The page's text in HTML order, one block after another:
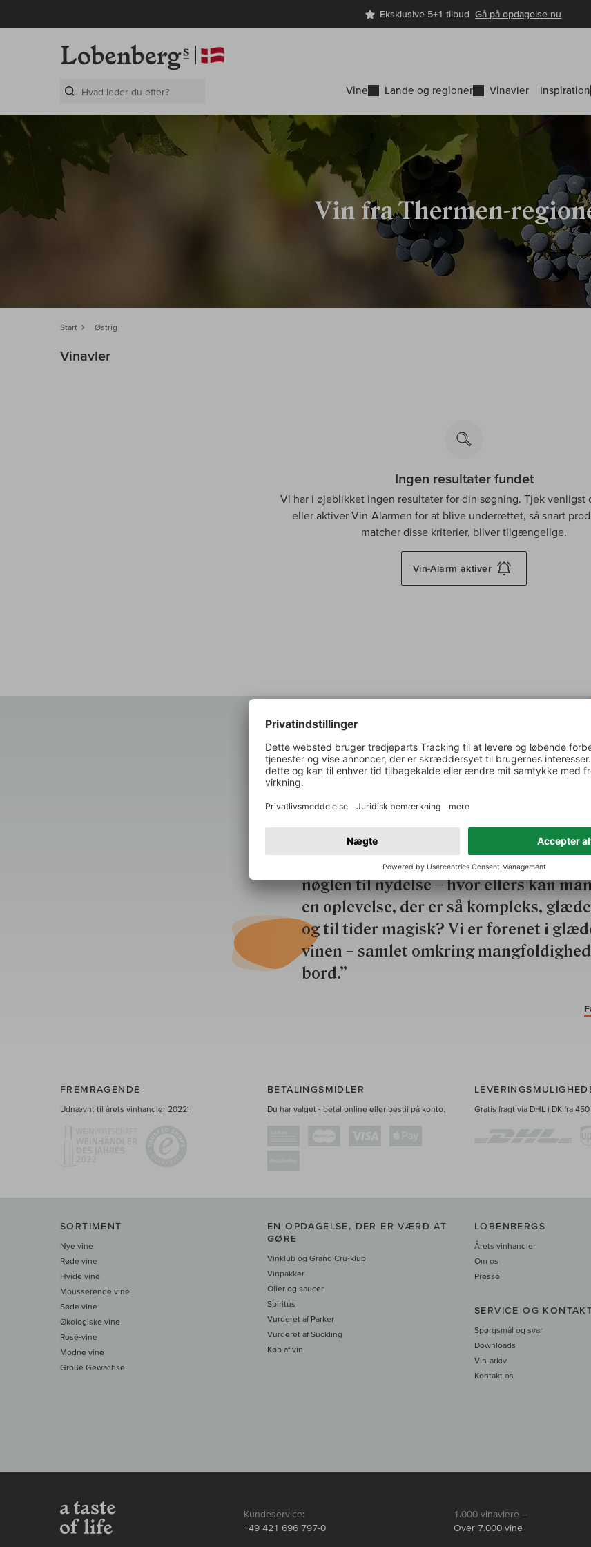
Eksklusive 5+1 tilbudGå på opdagelse nu
Vine Lande og regioner Vinavler Inspiration
Vin fra Thermen-
Start Østrig
Vinavler
Ingen resultater fundet
Vi har i øjeblikket ingen resultater for din søgning. Tjek venligst
eller aktiver Vin-Alarmen for at blive underrettet, så snart
matcher disse kriterier, bliver tilgængelige.
Vin-Alarm aktiver
OM OS
“En passion for vin, der grænser til
vinoplevelser er fundamentet for vores
hos Lobenbergs Gute Weine. For os er
nøglen til nydelse – hvor ellers kan
en oplevelse, der er så kompleks,
og til tider magisk? Vi er forenet i
vinen – samlet omkring
bord.”
FREMRAGENDE
Udnævnt til årets vinhandler 2022!
BETALINGSMIDLER
Du har valget - betal online eller bestil på konto. Gratis fragt via DHL i DK fra 450
SORTIMENT
Nye vine
Røde vine
Hvide vine
Mousserende vine
Søde vine
Økologiske vine
Rosé-vine
Modne vine
Große Gewächse
EN OPDAGELSE, DER ER VÆRD AT
GØRE
Vinklub og Grand Cru-klub
Vinpakker
Olier og saucer
Spiritus
Vurderet af Parker
Vurderet af Suckling
Køb af vin
LOBENBERGS
Årets vinhandler
Om os
Presse
SERVICE OG
Spørgsmål og svar
Downloads
Vin-arkiv
Kontakt os
Kundeservice:
+49 421 696 797-0
1.000 vinavlere –
Over 7.000 vine